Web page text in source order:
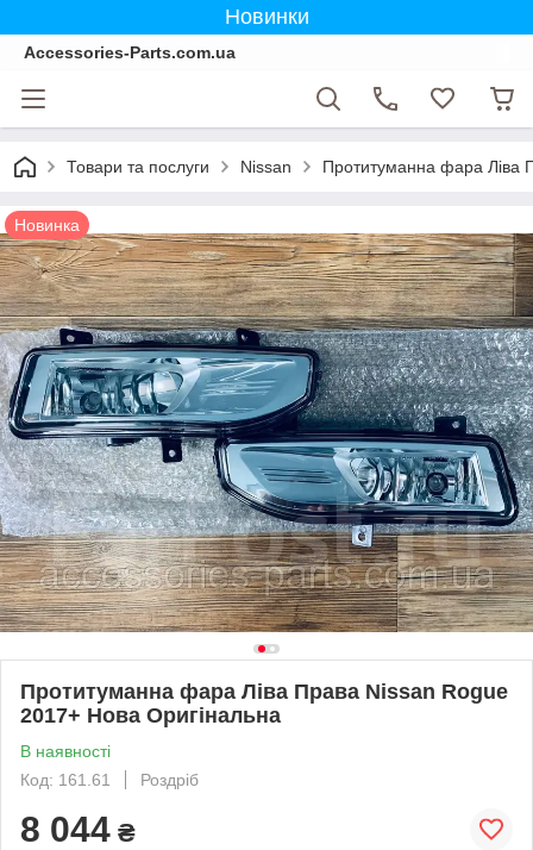
Новинки
Accessories-Parts.com.ua
Товари та послуги Nissan Протитуманна фара Ліва
Новинка
Протитуманна фара Ліва Права Nissan Rogue
2017+ Нова Оригінальна
В наявності
Код: 161.61
Роздріб
8 044 ₴